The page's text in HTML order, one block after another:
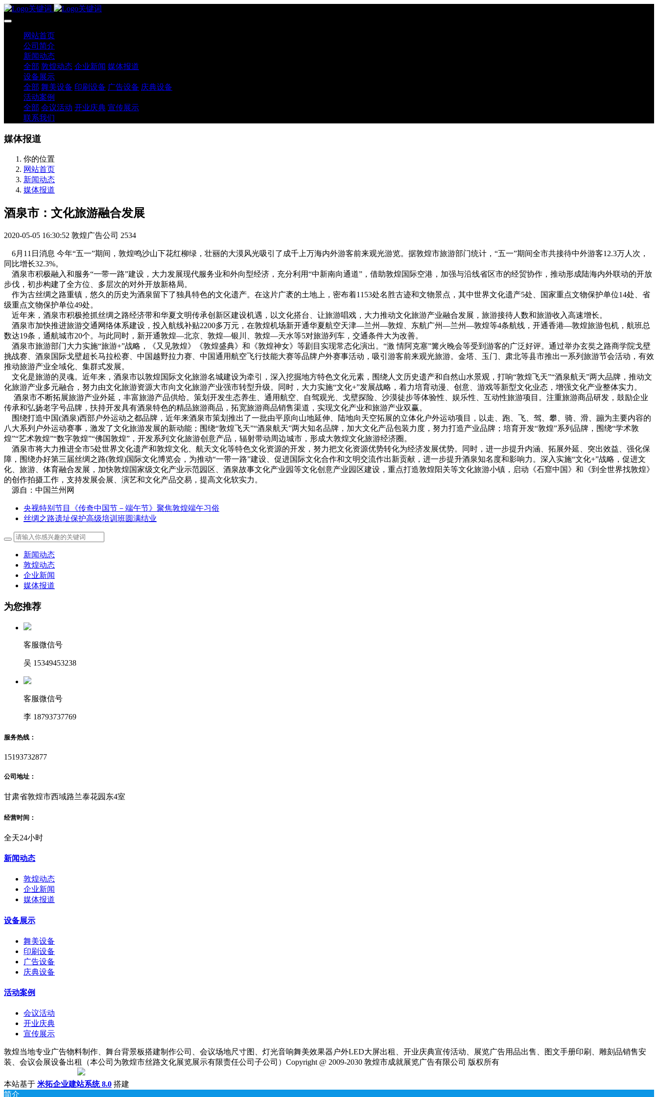
网站首页
公司简介
新闻动态
全部 敦煌动态 企业新闻 媒体报道
设备展示
全部 舞美设备 印刷设备 广告设备 庆典设备
活动案例
全部 会议活动 开业庆典 宣传展示
联系我们
媒体报道
你的位置
网站首页
新闻动态
媒体报道
酒泉市：文化旅游融合发展
2020-05-05 16:30:52 敦煌广告公司 2534
6月11日消息 今年“五一”期间，敦煌鸣沙山下花红柳绿，壮丽的大漠风光吸引了成千上万海内外游客前来观光游览。据敦煌市旅游部门统计，“五一”期间全市共接待中外游客12.3万人次，
同比增长32.3%。
酒泉市积极融入和服务“一带一路”建设，大力发展现代服务业和外向型经济，充分利用“中新南向通道”，借助敦煌国际空港，加强与沿线省区市的经贸协作，推动形成陆海内外联动的开放
步伐，初步构建了全方位、多层次的对外开放新格局。
作为古丝绸之路重镇，悠久的历史为酒泉留下了独具特色的文化遗产。在这片广袤的土地上，密布着1153处名胜古迹和文物景点，其中世界文化遗产5处、国家重点文物保护单位14处、省
级重点文物保护单位49处。
近年来，酒泉市积极抢抓丝绸之路经济带和华夏文明传承创新区建设机遇，以文化搭台、让旅游唱戏，大力推动文化旅游产业融合发展，旅游接待人数和旅游收入高速增长。
酒泉市加快推进旅游交通网络体系建设，投入航线补贴2200多万元，在敦煌机场新开通华夏航空天津—兰州—敦煌、东航广州—兰州—敦煌等4条航线，开通香港—敦煌旅游包机，航班总
数达19条，通航城市20个。与此同时，新开通敦煌—北京、敦煌—银川、敦煌—天水等5对旅游列车，交通条件大为改善。
酒泉市旅游部门大力实施“旅游+”战略，《又见敦煌》《敦煌盛典》和《敦煌神女》等剧目实现常态化演出。“激 情阿克塞”篝火晚会等受到游客的广泛好评。通过举办玄奘之路商学院戈壁
挑战赛、酒泉国际戈壁超长马拉松赛、中国越野拉力赛、中国通用航空飞行技能大赛等品牌户外赛事活动，吸引游客前来观光旅游。金塔、玉门、肃北等县市推出一系列旅游节会活动，有效
推动旅游产业全域化、集群式发展。
文化是旅游的灵魂。近年来，酒泉市以敦煌国际文化旅游名城建设为牵引，深入挖掘地方特色文化元素，围绕人文历史遗产和自然山水景观，打响“敦煌飞天”“酒泉航天”两大品牌，推动文
化旅游产业多元融合，努力由文化旅游资源大市向文化旅游产业强市转型升级。同时，大力实施“文化+”发展战略，着力培育动漫、创意、游戏等新型文化业态，增强文化产业整体实力。
酒泉市不断拓展旅游产业外延，丰富旅游产品供给。策划开发生态养生、通用航空、自驾观光、戈壁探险、沙漠徒步等体验性、娱乐性、互动性旅游项目。注重旅游商品研发，鼓励企业
传承和弘扬老字号品牌，扶持开发具有酒泉特色的精品旅游商品，拓宽旅游商品销售渠道，实现文化产业和旅游产业双赢。
围绕打造中国(酒泉)西部户外运动之都品牌，近年来酒泉市策划推出了一批由平原向山地延伸、陆地向天空拓展的立体化户外运动项目，以走、跑、飞、驾、攀、骑、滑、蹦为主要内容的
八大系列户外运动赛事，激发了文化旅游发展的新动能；围绕“敦煌飞天”“酒泉航天”两大知名品牌，加大文化产品包装力度，努力打造产业品牌；培育开发“敦煌”系列品牌，围绕“学术敦
煌”“艺术敦煌”“数字敦煌”“佛国敦煌”，开发系列文化旅游创意产品，辐射带动周边城市，形成大敦煌文化旅游经济圈。
酒泉市将大力推进全市5处世界文化遗产和敦煌文化、航天文化等特色文化资源的开发，努力把文化资源优势转化为经济发展优势。同时，进一步提升内涵、拓展外延、突出效益、强化保
障，围绕办好第三届丝绸之路(敦煌)国际文化博览会，为推动“一带一路”建设、促进国际文化合作和文明交流作出新贡献，进一步提升酒泉知名度和影响力。深入实施“文化+”战略，促进文
化、旅游、体育融合发展，加快敦煌国家级文化产业示范园区、酒泉故事文化产业园等文化创意产业园区建设，重点打造敦煌阳关等文化旅游小镇，启动《石窟中国》和《到全世界找敦煌》
的创作拍摄工作，支持发展会展、演艺和文化产品交易，提高文化软实力。
源自：中国兰州网
央视特别节目《传奇中国节－端午节》聚焦敦煌端午习俗
丝绸之路遗址保护高级培训班圆满结业
新闻动态
敦煌动态
企业新闻
媒体报道
为您推荐
客服微信号
吴 15349453238
客服微信号
李 18793737769
服务热线：
15193732877
公司地址：
甘肃省敦煌市西域路兰泰花园东4室
经营时间：
全天24小时
新闻动态
敦煌动态
企业新闻
媒体报道
设备展示
舞美设备
印刷设备
广告设备
庆典设备
活动案例
会议活动
开业庆典
宣传展示
敦煌当地专业广告物料制作、舞台背景板搭建制作公司、会议场地尺寸图、灯光音响舞美效果器户外LED大屏出租、开业庆典宣传活动、展览广告用品出售、图文手册印刷、雕刻品销售安
装、会议会展设备出租（本公司为敦煌市丝路文化展览展示有限责任公司子公司）Copyright @ 2009-2030 敦煌市成就展览广告有限公司 版权所有
本站基于 米拓企业建站系统 8.0 搭建
简介